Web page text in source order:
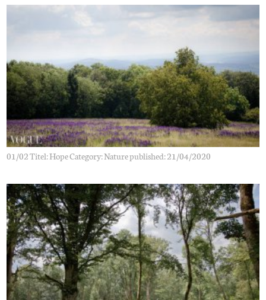
01/02 Titel: Hope Category: Nature published: 21/04/2020